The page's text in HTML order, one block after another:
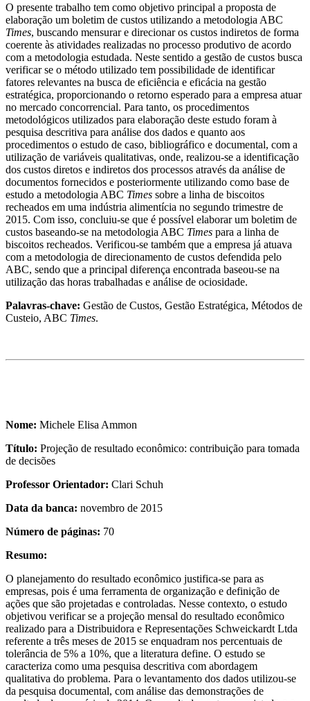
O presente trabalho tem como objetivo principal a proposta de
elaboração um boletim de custos utilizando a metodologia ABC
Times, buscando mensurar e direcionar os custos indiretos de forma
coerente às atividades realizadas no processo produtivo de acordo
com a metodologia estudada. Neste sentido a gestão de custos busca
verificar se o método utilizado tem possibilidade de identificar
fatores relevantes na busca de eficiência e eficácia na gestão
estratégica, proporcionando o retorno esperado para a empresa atuar
no mercado concorrencial. Para tanto, os procedimentos
metodológicos utilizados para elaboração deste estudo foram à
pesquisa descritiva para análise dos dados e quanto aos
procedimentos o estudo de caso, bibliográfico e documental, com a
utilização de variáveis qualitativas, onde, realizou-se a identificação
dos custos diretos e indiretos dos processos através da análise de
documentos fornecidos e posteriormente utilizando como base de
estudo a metodologia ABC Times sobre a linha de biscoitos
recheados em uma indústria alimentícia no segundo trimestre de
2015. Com isso, concluiu-se que é possível elaborar um boletim de
custos baseando-se na metodologia ABC Times para a linha de
biscoitos recheados. Verificou-se também que a empresa já atuava
com a metodologia de direcionamento de custos defendida pelo
ABC, sendo que a principal diferença encontrada baseou-se na
utilização das horas trabalhadas e análise de ociosidade.
Palavras-chave: Gestão de Custos, Gestão Estratégica, Métodos de
Custeio, ABC Times.
Nome: Michele Elisa Ammon
Título: Projeção de resultado econômico: contribuição para tomada
de decisões
Professor Orientador: Clari Schuh
Data da banca: novembro de 2015
Número de páginas: 70
Resumo:
O planejamento do resultado econômico justifica-se para as
empresas, pois é uma ferramenta de organização e definição de
ações que são projetadas e controladas. Nesse contexto, o estudo
objetivou verificar se a projeção mensal do resultado econômico
realizado para a Distribuidora e Representações Schweickardt Ltda
referente a três meses de 2015 se enquadram nos percentuais de
tolerância de 5% a 10%, que a literatura define. O estudo se
caracteriza como uma pesquisa descritiva com abordagem
qualitativa do problema. Para o levantamento dos dados utilizou-se
da pesquisa documental, com análise das demonstrações de